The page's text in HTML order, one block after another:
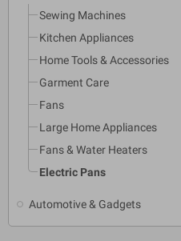
Sewing Machines
Kitchen Appliances
Home Tools & Accessories
Garment Care
Fans
Large Home Appliances
Fans & Water Heaters
Electric Pans
Automotive & Gadgets